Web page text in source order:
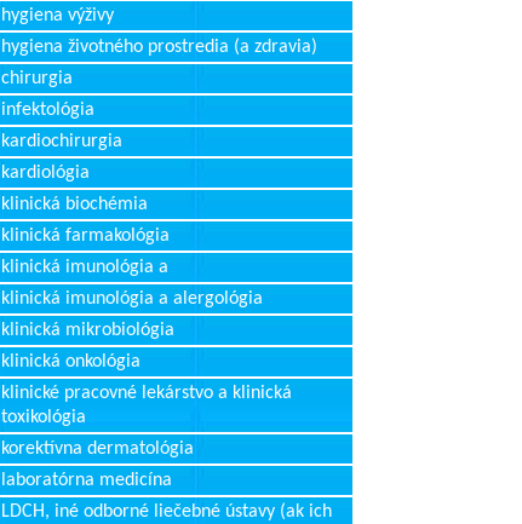
hygiena výživy
hygiena životného prostredia (a zdravia)
chirurgia
infektológia
kardiochirurgia
kardiológia
klinická biochémia
klinická farmakológia
klinická imunológia a
klinická imunológia a alergológia
klinická mikrobiológia
klinická onkológia
klinické pracovné lekárstvo a klinická
toxikológia
korektívna dermatológia
laboratórna medicína
LDCH, iné odborné liečebné ústavy (ak ich